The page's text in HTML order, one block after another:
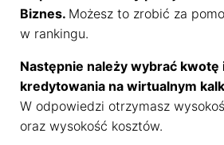
Biznes. Możesz to zrobić za
w rankingu.
Następnie należy wybrać kwotę
kredytowania na wirtualnym
W odpowiedzi otrzymasz
oraz wysokość kosztów.
one również dopasować treści i
zainteresowań.
ale nie będą dopasowane do Ciebie
Ustawienia ciasteczek
Poniżej możesz sprawdzić, jakie dane